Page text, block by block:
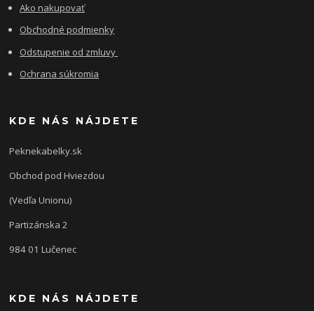
Ako nakupovať
Obchodné podmienky
Odstupenie od zmluvy
Ochrana súkromia
KDE NÁS NÁJDETE
Peknekabelky.sk
Obchod pod Hviezdou
(Vedľa Unionu)
Partizánska 2
984 01 Lučenec
KDE NÁS NÁJDETE